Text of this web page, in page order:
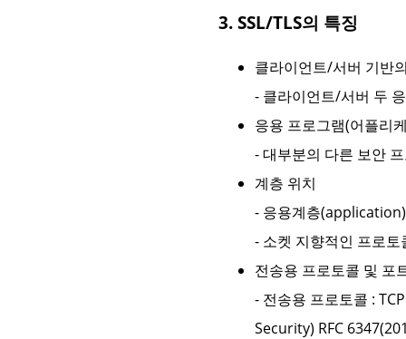
3. SSL/TLS의 특징
클라이언트/서버 기반
- 클라이언트/서버 두
응용 프로그램(어플리
- 대부분의 다른 보안
계층 위치
- 응용계층
- 소켓 지향적인 프로토
전송용 프로토콜 및 포
- 전송용 프로토콜 :
Security) RFC